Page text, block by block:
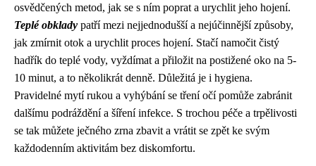
osvědčených metod, jak se s ním poprat a urychlit jeho hojení.
Teplé obklady patří mezi nejjednodušší a nejúčinnější způsoby,
jak zmírnit otok a urychlit proces hojení. Stačí namočit čistý
hadřík do teplé vody, vyždímat a přiložit na postižené oko na 5-
10 minut, a to několikrát denně. Důležitá je i hygiena.
Pravidelné mytí rukou a vyhýbání se tření očí pomůže zabránit
dalšímu podráždění a šíření infekce. S trochou péče a trpělivosti
se tak můžete ječného zrna zbavit a vrátit se zpět ke svým
každodenním aktivitám bez diskomfortu.